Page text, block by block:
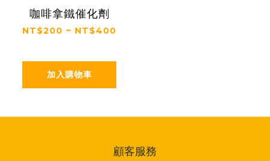
咖啡拿鐵催化劑
NT$200 ~ NT$400
加入購物車
顧客服務